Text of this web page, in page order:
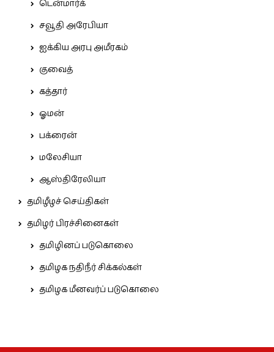
டென்மார்க்
சவூதி அரேபியா
ஐக்கிய அரபு அமீரகம்
குவைத்
கத்தார்
ஓமன்
பக்ரைன்
மலேசியா
ஆஸ்திரேலியா
தமிழீழச் செய்திகள்
தமிழர் பிரச்சினைகள்
தமிழினப் படுகொலை
தமிழக நதிநீர் சிக்கல்கள்
தமிழக மீனவர்ப் படுகொலை